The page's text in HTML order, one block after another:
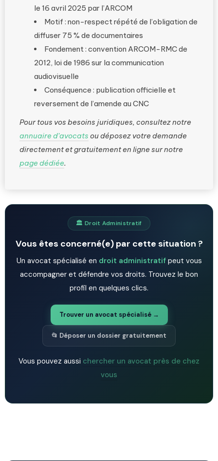
le 16 avril 2025 par l’ARCOM
Motif : non-respect répété de l’obligation de
diffuser 75 % de documentaires
Fondement : convention ARCOM-RMC de
2012, loi de 1986 sur la communication
audiovisuelle
Conséquence : publication officielle et
reversement de l’amende au CNC
Pour tous vos besoins juridiques, consultez notre
annuaire d’avocats ou déposez votre demande
directement et gratuitement en ligne sur notre
page dédiée.
🏛️ Droit Administratif
Vous êtes concerné(e) par cette situation ?
Un avocat spécialisé en droit administratifpeut vous
accompagner et défendre vos droits. Trouvez le bon
profil en quelques clics.
Trouver un avocat spécialisé →
📂 Déposer un dossier gratuitement
Vous pouvez aussi chercher un avocat près de chez
vous